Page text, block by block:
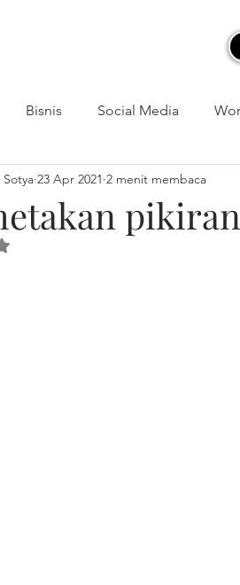
Bisnis Social Media
Report
Sotya 23 Apr 2021 2 menit membaca
NaN dari 5 bintang.